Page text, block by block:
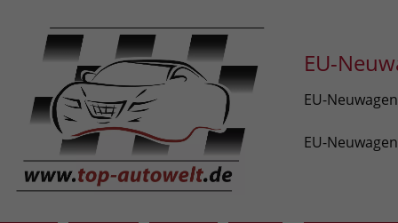
EU-
EU-
EU-